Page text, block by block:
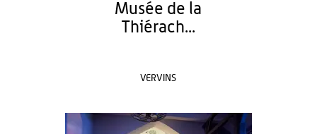
Musée de la
Thiérach...
VERVINS